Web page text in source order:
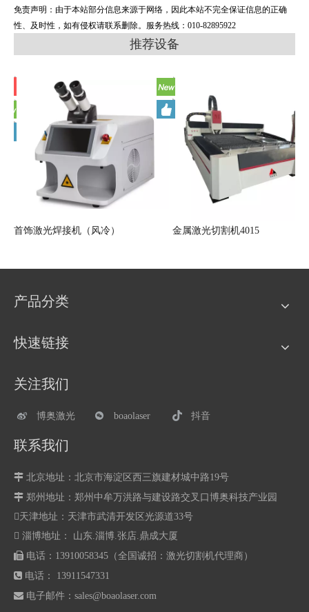
免责声明：由于本站部分信息来源于网络，因此本站不完全保证信息的正确
性、及时性，如有侵权请联系删除。服务热线：010-82895922
推荐设备
首饰激光焊接机（风冷） 金属激光切割机4015
产品分类
快速链接
关注我们
博奥激光 boaolaser 抖音
联系我们
 北京地址：北京市海淀区西三旗建材城中路19号
 郑州地址： 郑州中牟万洪路与建设路交叉口博奥科技产业园
天津地址：天津市武清开发区光源道33号
 淄博地址： 山东.淄博.张店.鼎成大厦
 电话：13910058345（全国诚招：激光切割机代理商）
 电话： 13911547331
 电子邮件： sales@boaolaser.com